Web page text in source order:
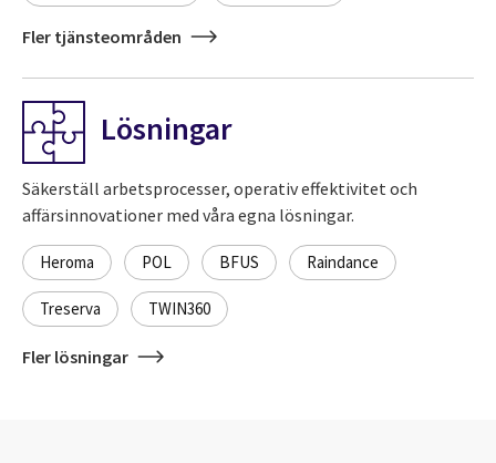
Fler tjänsteområden
Lösningar
Säkerställ arbetsprocesser, operativ effektivitet och
affärsinnovationer med våra egna lösningar.
Heroma POL BFUS Raindance
Treserva TWIN360
Fler lösningar